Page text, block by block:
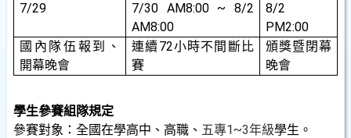
7/29
7/30 AM8:00 ~ 8/2
AM8:00
8/2
PM2:00
國內隊伍報到、
開幕晚會
連續72小時不間斷比
賽
頒獎暨閉幕
晚會
學生參賽組隊規定
參賽對象：全國在學高中、高職、 五專1~3年級學生。